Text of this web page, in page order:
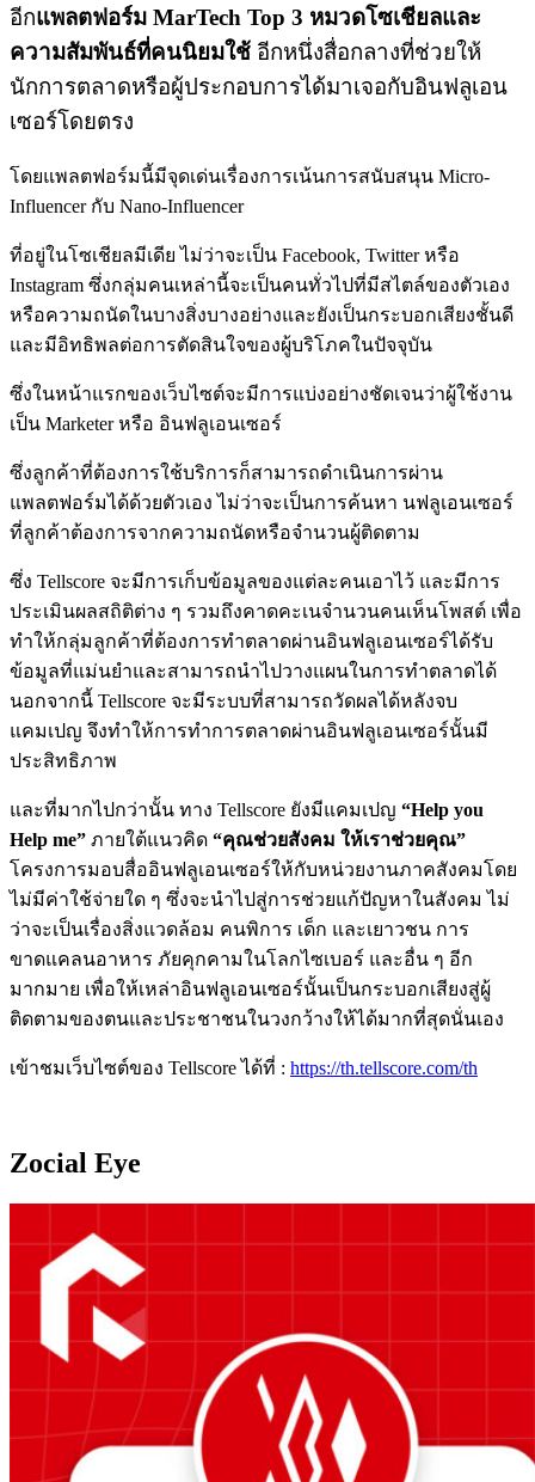
อีกแพลตฟอร์ม MarTech Top 3 หมวดโซเชียลและ
ความสัมพันธ์ที่คนนิยมใช้ อีกหนึ่งสื่อกลางที่ช่วยให้
นักการตลาดหรือผู้ประกอบการได้มาเจอกับอินฟลูเอน
เซอร์โดยตรง
โดยแพลตฟอร์มนี้มีจุดเด่นเรื่องการเน้นการสนับสนุน Micro-
Influencer กับ Nano-Influencer
ที่อยู่ในโซเชียลมีเดีย ไม่ว่าจะเป็น Facebook, Twitter หรือ
Instagram ซึ่งกลุ่มคนเหล่านี้จะเป็นคนทั่วไปที่มีสไตล์ของตัวเอง
หรือความถนัดในบางสิ่งบางอย่างและยังเป็นกระบอกเสียงชั้นดี
และมีอิทธิพลต่อการตัดสินใจของผู้บริโภคในปัจจุบัน
ซึ่งในหน้าแรกของเว็บไซต์จะมีการแบ่งอย่างชัดเจนว่าผู้ใช้งาน
เป็น Marketer หรือ อินฟลูเอนเซอร์
ซึ่งลูกค้าที่ต้องการใช้บริการก็สามารถดำเนินการผ่าน
แพลตฟอร์มได้ด้วยตัวเอง ไม่ว่าจะเป็นการค้นหา นฟลูเอนเซอร์
ที่ลูกค้าต้องการจากความถนัดหรือจำนวนผู้ติดตาม
ซึ่ง Tellscore จะมีการเก็บข้อมูลของแต่ละคนเอาไว้ และมีการ
ประเมินผลสถิติต่าง ๆ รวมถึงคาดคะเนจำนวนคนเห็นโพสต์ เพื่อ
ทำให้กลุ่มลูกค้าที่ต้องการทำตลาดผ่านอินฟลูเอนเซอร์ได้รับ
ข้อมูลที่แม่นยำและสามารถนำไปวางแผนในการทำตลาดได้
นอกจากนี้ Tellscore จะมีระบบที่สามารถวัดผลได้หลังจบ
แคมเปญ จึงทำให้การทำการตลาดผ่านอินฟลูเอนเซอร์นั้นมี
ประสิทธิภาพ
และที่มากไปกว่านั้น ทาง Tellscore ยังมีแคมเปญ “Help you
Help me” ภายใต้แนวคิด “คุณช่วยสังคม ให้เราช่วยคุณ”
โครงการมอบสื่ออินฟลูเอนเซอร์ให้กับหน่วยงานภาคสังคมโดย
ไม่มีค่าใช้จ่ายใด ๆ ซึ่งจะนำไปสู่การช่วยแก้ปัญหาในสังคม ไม่
ว่าจะเป็นเรื่องสิ่งแวดล้อม คนพิการ เด็ก และเยาวชน การ
ขาดแคลนอาหาร ภัยคุกคามในโลกไซเบอร์ และอื่น ๆ อีก
มากมาย เพื่อให้เหล่าอินฟลูเอนเซอร์นั้นเป็นกระบอกเสียงสู่ผู้
ติดตามของตนและประชาชนในวงกว้างให้ได้มากที่สุดนั่นเอง
เข้าชมเว็บไซต์ของ Tellscore ได้ที่ : https://th.tellscore.com/th
Zocial Eye